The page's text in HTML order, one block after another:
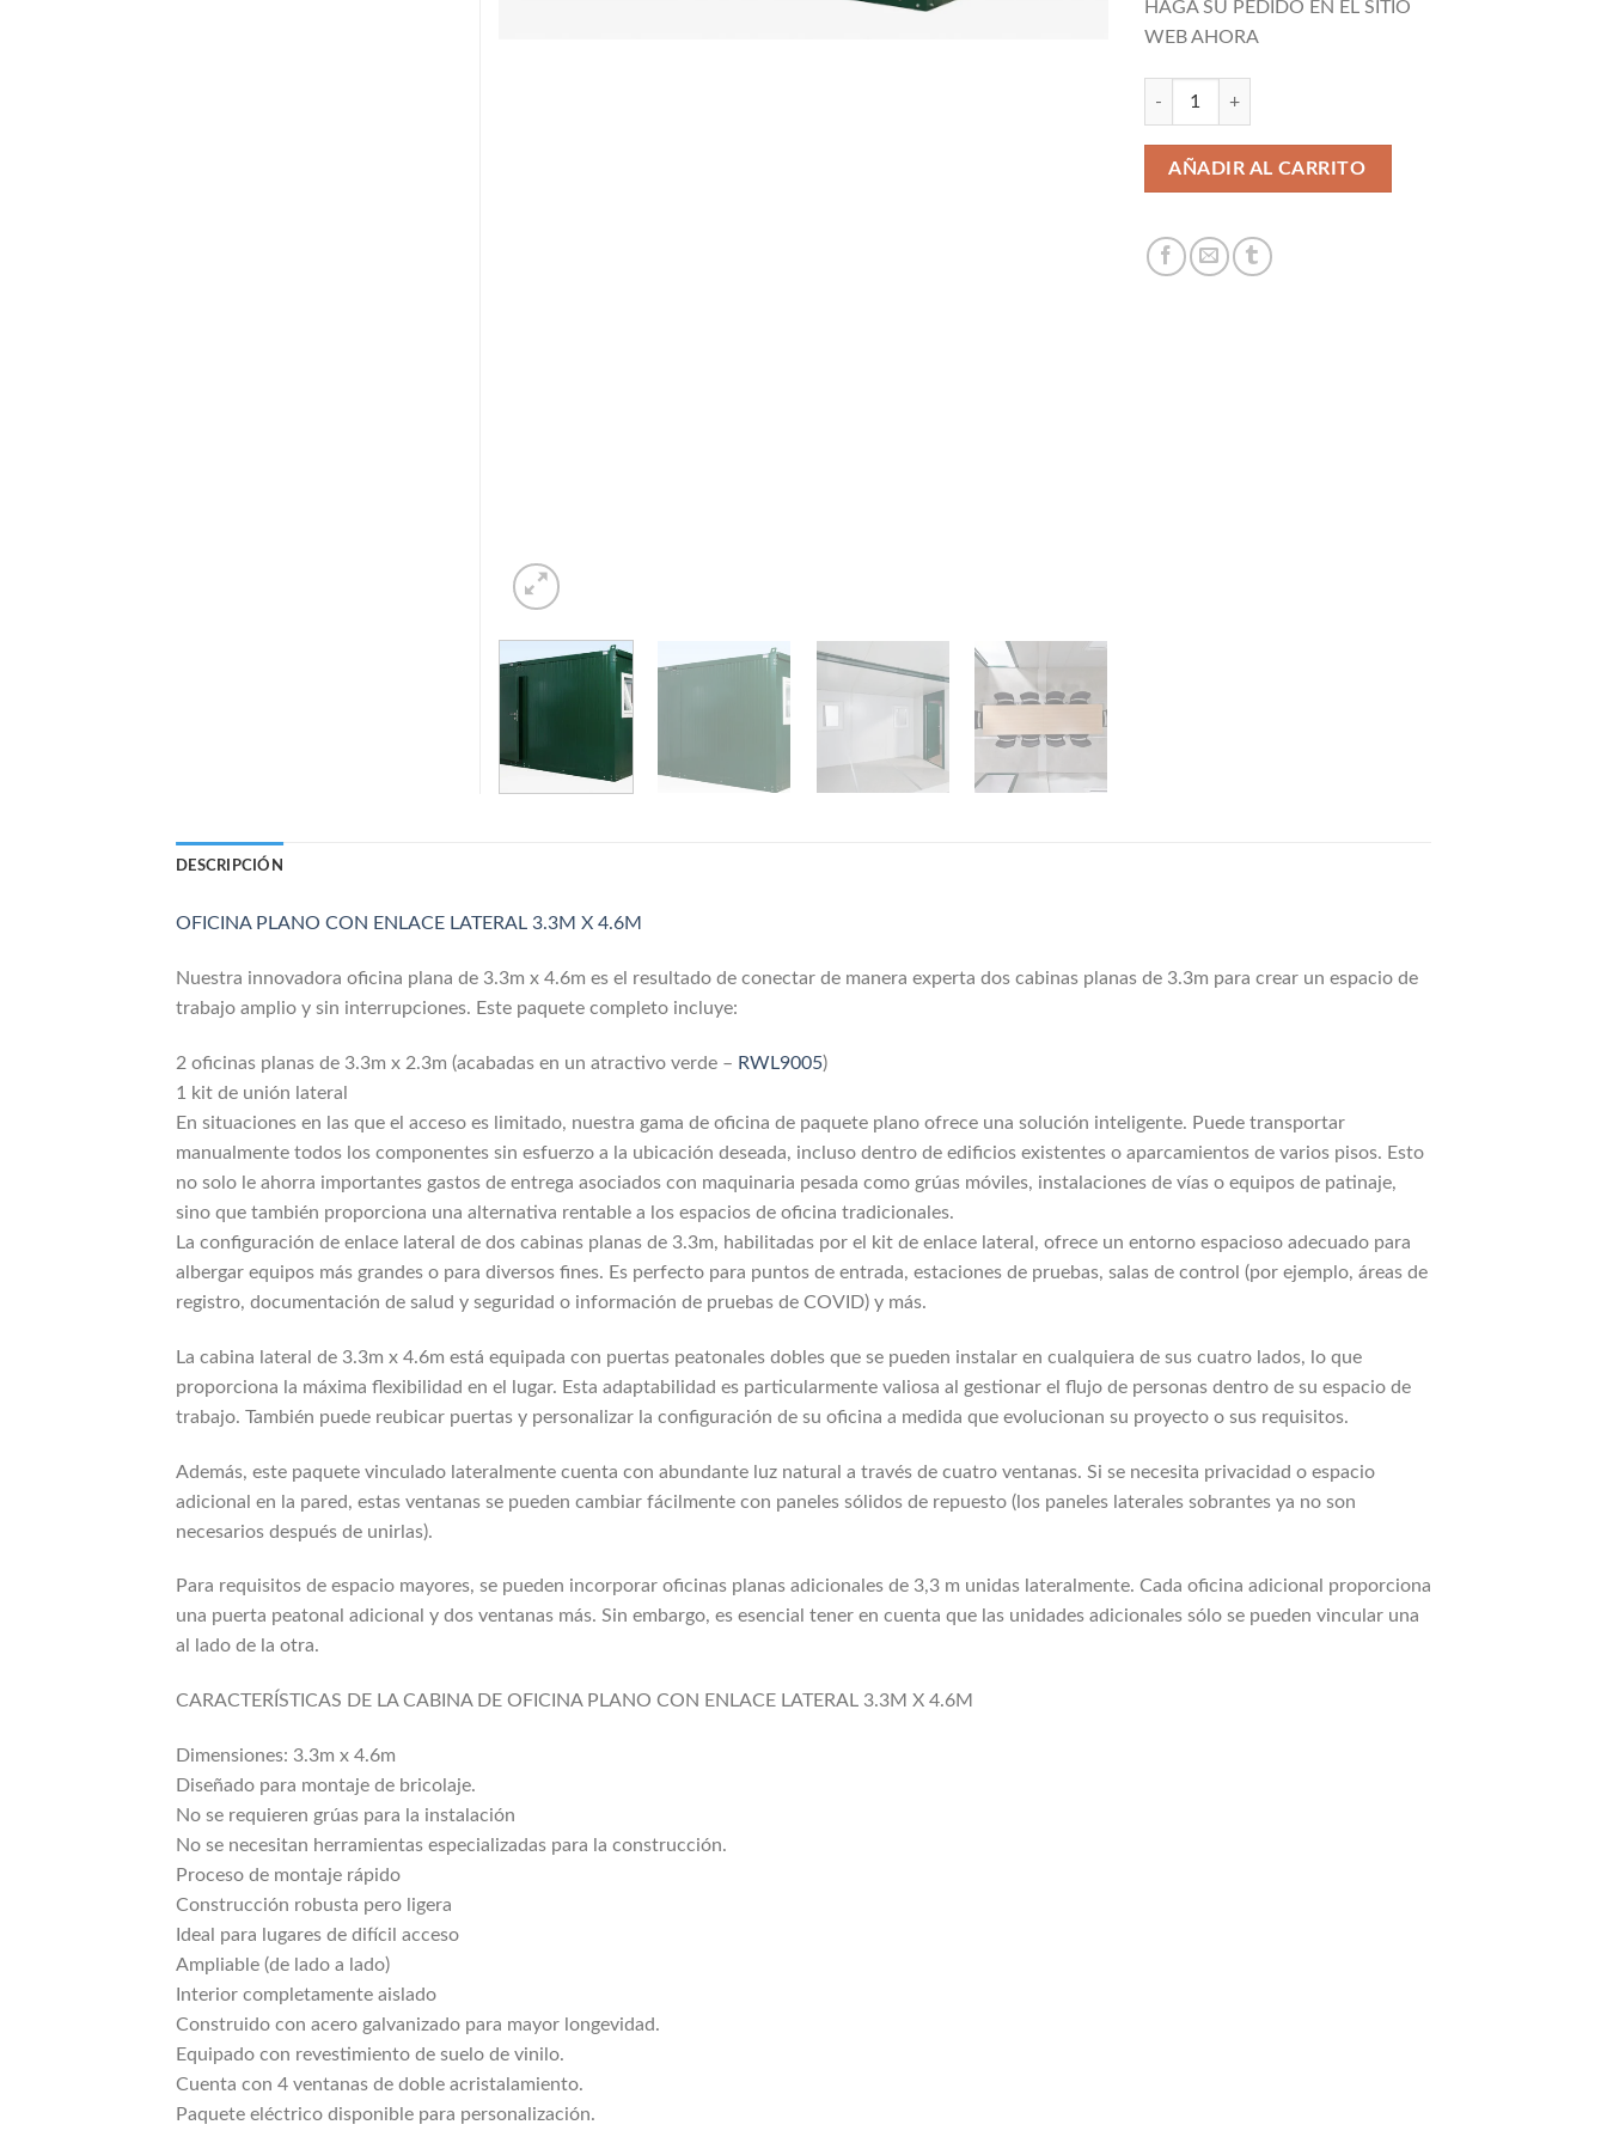
$8,200.00.
HAGA SU PEDIDO EN EL SITIO
WEB AHORA
Cantidad
AÑADIR AL CARRITO
DESCRIPCIÓN
OFICINA PLANO CON ENLACE LATERAL 3.3M X 4.6M
Nuestra innovadora oficina plana de 3.3m x 4.6m es el resultado de conectar de manera experta dos cabinas planas de 3.3m para crear un espacio de
trabajo amplio y sin interrupciones. Este paquete completo incluye:
2 oficinas planas de 3.3m x 2.3m (acabadas en un atractivo verde – RWL9005)
1 kit de unión lateral
En situaciones en las que el acceso es limitado, nuestra gama de oficina de paquete plano ofrece una solución inteligente. Puede transportar
manualmente todos los componentes sin esfuerzo a la ubicación deseada, incluso dentro de edificios existentes o aparcamientos de varios pisos. Esto
no solo le ahorra importantes gastos de entrega asociados con maquinaria pesada como grúas móviles, instalaciones de vías o equipos de patinaje,
sino que también proporciona una alternativa rentable a los espacios de oficina tradicionales.
La configuración de enlace lateral de dos cabinas planas de 3.3m, habilitadas por el kit de enlace lateral, ofrece un entorno espacioso adecuado para
albergar equipos más grandes o para diversos fines. Es perfecto para puntos de entrada, estaciones de pruebas, salas de control (por ejemplo, áreas de
registro, documentación de salud y seguridad o información de pruebas de COVID) y más.
La cabina lateral de 3.3m x 4.6m está equipada con puertas peatonales dobles que se pueden instalar en cualquiera de sus cuatro lados, lo que
proporciona la máxima flexibilidad en el lugar. Esta adaptabilidad es particularmente valiosa al gestionar el flujo de personas dentro de su espacio de
trabajo. También puede reubicar puertas y personalizar la configuración de su oficina a medida que evolucionan su proyecto o sus requisitos.
Además, este paquete vinculado lateralmente cuenta con abundante luz natural a través de cuatro ventanas. Si se necesita privacidad o espacio
adicional en la pared, estas ventanas se pueden cambiar fácilmente con paneles sólidos de repuesto (los paneles laterales sobrantes ya no son
necesarios después de unirlas).
Para requisitos de espacio mayores, se pueden incorporar oficinas planas adicionales de 3,3 m unidas lateralmente. Cada oficina adicional proporciona
una puerta peatonal adicional y dos ventanas más. Sin embargo, es esencial tener en cuenta que las unidades adicionales sólo se pueden vincular una
al lado de la otra.
CARACTERÍSTICAS DE LA CABINA DE OFICINA PLANO CON ENLACE LATERAL 3.3M X 4.6M
Dimensiones: 3.3m x 4.6m
Diseñado para montaje de bricolaje.
No se requieren grúas para la instalación
No se necesitan herramientas especializadas para la construcción.
Proceso de montaje rápido
Construcción robusta pero ligera
Ideal para lugares de difícil acceso
Ampliable (de lado a lado)
Interior completamente aislado
Construido con acero galvanizado para mayor longevidad.
Equipado con revestimiento de suelo de vinilo.
Cuenta con 4 ventanas de doble acristalamiento.
Paquete eléctrico disponible para personalización.